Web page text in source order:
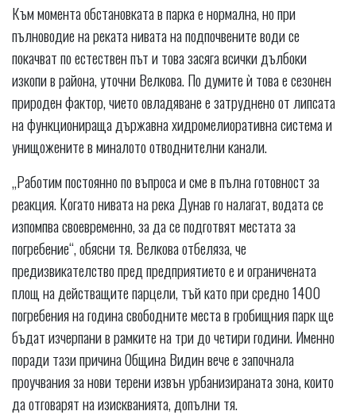
Към момента обстановката в парка е нормална, но при
пълноводие на реката нивата на подпочвените води се
покачват по естествен път и това засяга всички дълбоки
изкопи в района, уточни Велкова. По думите ѝ това е сезонен
природен фактор, чието овладяване е затруднено от липсата
на функционираща държавна хидромелиоративна система и
унищожените в миналото отводнителни канали.
„Работим постоянно по въпроса и сме в пълна готовност за
реакция. Когато нивата на река Дунав го налагат, водата се
изпомпва своевременно, за да се подготвят местата за
погребение“, обясни тя. Велкова отбеляза, че
предизвикателство пред предприятието е и ограничената
площ на действащите парцели, тъй като при средно 1400
погребения на година свободните места в гробищния парк ще
бъдат изчерпани в рамките на три до четири години. Именно
поради тази причина Община Видин вече е започнала
проучвания за нови терени извън урбанизираната зона, които
да отговарят на изискванията, допълни тя.